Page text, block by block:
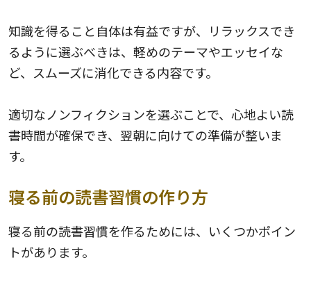
知識を得ること自体は有益ですが、リラックスでき
るように選ぶべきは、軽めのテーマやエッセイな
ど、スムーズに消化できる内容です。
適切なノンフィクションを選ぶことで、心地よい読
書時間が確保でき、翌朝に向けての準備が整いま
す。
寝る前の読書習慣の作り方
寝る前の読書習慣を作るためには、いくつかポイン
トがあります。